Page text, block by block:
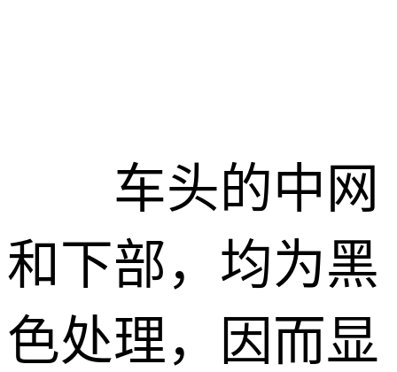
车头的中网
和下部，均为黑
色处理，因而显